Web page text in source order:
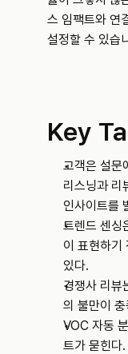
스 임팩트와 연
설정할 수 있습
Key
고객은 설문
리스닝과 리
인사이트를
트렌드 센싱
이 표현하기
있다.
경쟁사 리뷰
의 불만이
VOC 자동
트가 묻힌다